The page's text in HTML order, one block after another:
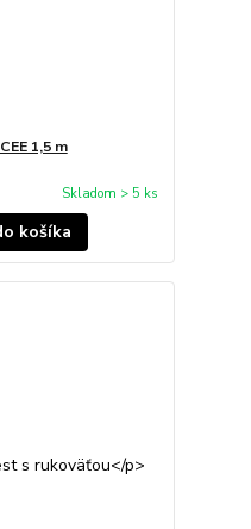
1,5 m
Skladom > 5 ks
košíka